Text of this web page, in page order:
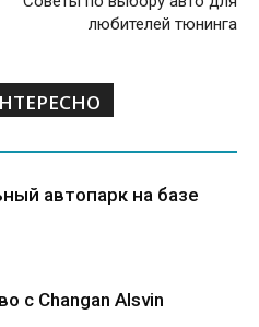
любителей тюнинга
автопарк на базе
с Changan Alsvin